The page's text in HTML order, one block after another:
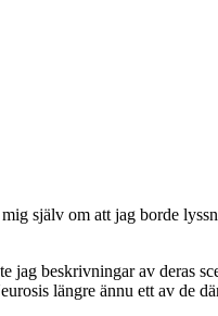
själv om att jag borde
jag beskrivningar av deras
längre ännu ett av de